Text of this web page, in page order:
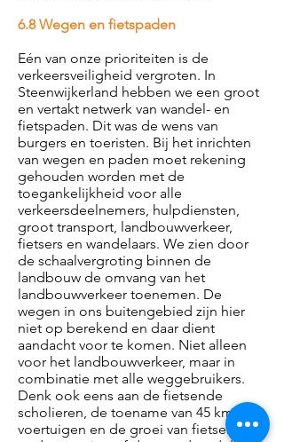
6.8 Wegen en fietspaden
Eén van onze prioriteiten is de
verkeersveiligheid vergroten. In
Steenwijkerland hebben we een groot
en vertakt netwerk van wandel- en
fietspaden. Dit was de wens van
burgers en toeristen. Bij het inrichten
van wegen en paden moet rekening
gehouden worden met de
toegankelijkheid voor alle
verkeersdeelnemers, hulpdiensten,
groot transport, landbouwverkeer,
fietsers en wandelaars. We zien door
de schaalvergroting binnen de
landbouw de omvang van het
landbouwverkeer toenemen. De
wegen in ons buitengebied zijn hier
niet op berekend en daar dient
aandacht voor te komen. Niet alleen
voor het landbouwverkeer, maar in
combinatie met alle weggebruikers.
Denk ook eens aan de fietsende
scholieren, de toename van 45 km-
voertuigen en de groei van fietsen met